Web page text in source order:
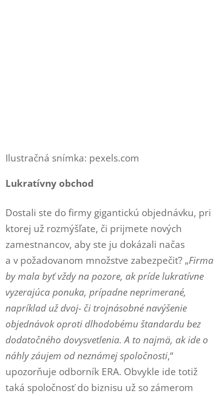
Ilustračná snímka: pexels.com
Lukratívny obchod
Dostali ste do firmy gigantickú objednávku, pri
ktorej už rozmýšľate, či prijmete nových
zamestnancov, aby ste ju dokázali načas
a v požadovanom množstve zabezpečiť? „Firma
by mala byť vždy na pozore, ak príde lukratívne
vyzerajúca ponuka, prípadne neprimerané,
napríklad už dvoj- či trojnásobné navýšenie
objednávok oproti dlhodobému štandardu bez
dodatočného dovysvetlenia. A to najmä, ak ide o
náhly záujem od neznámej spoločnosti,“
upozorňuje odborník ERA. Obvykle ide totiž
taká spoločnosť do biznisu už so zámerom